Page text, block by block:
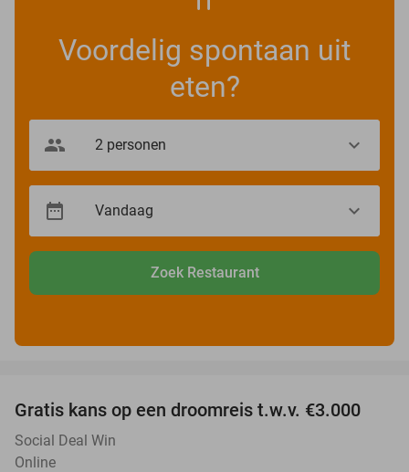
Voordelig spontaan uit
eten?
Zoek Restaurant
Gratis kans op een droomreis t.w.v. €3.000
Social Deal Win
Online